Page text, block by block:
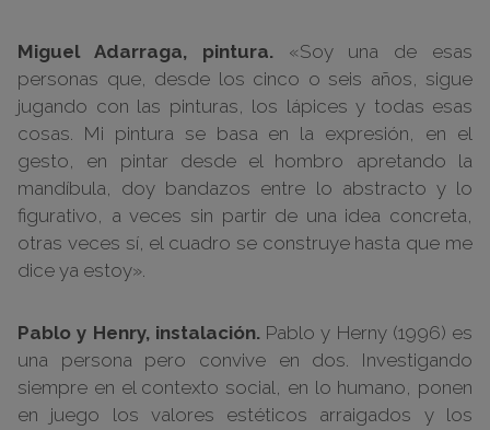
Miguel Adarraga, pintura.«Soy una de esas
personas que, desde los cinco o seis años, sigue
jugando con las pinturas, los lápices y todas esas
cosas. Mi pintura se basa en la expresión, en el
gesto, en pintar desde el hombro apretando la
mandíbula, doy bandazos entre lo abstracto y lo
figurativo, a veces sin partir de una idea concreta,
otras veces sí, el cuadro se construye hasta que me
dice ya estoy».
Pablo y Henry, instalación.Pablo y Herny (1996) es
una persona pero convive en dos. Investigando
siempre en el contexto social, en lo humano, ponen
en juego los valores estéticos arraigados y los